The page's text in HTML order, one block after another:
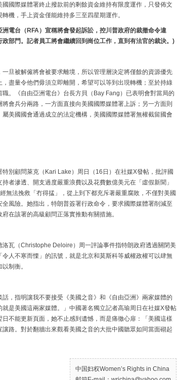
國際媒體署終止撥款前的剩餘資金維持有限度運作，只發佈文
機，手上資金僅能維持多三至四星期運作。
電台（RFA）宣稱將會發起訴訟，控川普政府的裁撤命令違
部門。記者員工將會繼續回到崗位工作，直到有法官的裁決。)
旦被解僱將會被要求離境，所以管理層決定將僅餘的資源優先
盡量令他們毋須立即離開，希望可以等到出現轉機；至於持綠
。《自由亞洲電台》台長方貝（Bay Fang）已表明會對當局的
會兵分兩路，一方面直接向美國國際媒體署上訴；另一方面則
美國國會通過成立的法定機構，美國國際媒體署無權截留國會
別顧問萊克（Kari Lake）周日（16日）在社媒X發帖，批評國
者滲透、開支過度嚴重浪費以及花費數億美元在「虛假新聞」
無法挽救「冇得掹」，從上到下都充斥著嚴重腐敗，不僅對美國
風險。她指出，特朗普簽署行政命令，要求國際媒體署削減至
在該署的高級顧問正落實推動有關措施。
洛瓦（Christophe Deloire）周一評論事件指特朗政府透過關閉美
人不寒而慄」的訊號，就是北京和莫斯科等威權政權可以肆無
制衡。
話，指明讓我不要接受《美國之音》和《自由亞洲》兩家媒體的
是美國這兩家媒體。」中國著名獨立記者高瑜周日在社媒X發帖
不能更新頁面，她不止感到遺憾，而是痛徹心扉：「美國這樣
路。對於翻牆出來觀看美國之音的大批中國聽眾如同當面砌起
中国妇权Women’s Rights in China